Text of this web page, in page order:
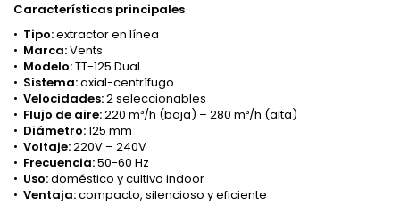
Características principales
• Tipo:extractor en línea
• Marca:Vents
• Modelo:TT-125 Dual
• Sistema:axial-centrífugo
• Velocidades:2 seleccionables
• Flujo de aire:220 m³/h (baja) – 280 m³/h (alta)
• Diámetro:125 mm
• Voltaje:220V – 240V
• Frecuencia:50-60 Hz
• Uso:doméstico y cultivo indoor
• Ventaja:compacto, silencioso y eficiente